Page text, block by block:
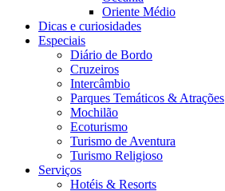
Oriente Médio
Dicas e curiosidades
Especiais
Diário de Bordo
Cruzeiros
Intercâmbio
Parques Temáticos & Atrações
Mochilão
Ecoturismo
Turismo de Aventura
Turismo Religioso
Serviços
Hotéis & Resorts